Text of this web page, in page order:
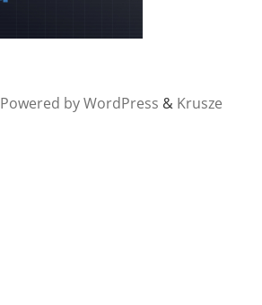
Powered by WordPress & Krusze